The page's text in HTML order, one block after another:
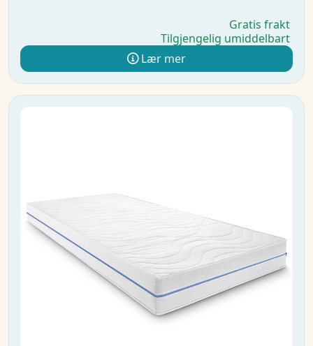
Gratis frakt
Tilgjengelig umiddelbart
Lær mer